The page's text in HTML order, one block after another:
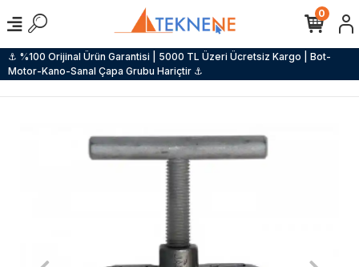
⚓ %100 Orijinal Ürün Garantisi | 5000 TL Üzeri Ücretsiz Kargo | Bot-
Motor-Kano-Sanal Çapa Grubu Hariçtir ⚓
0